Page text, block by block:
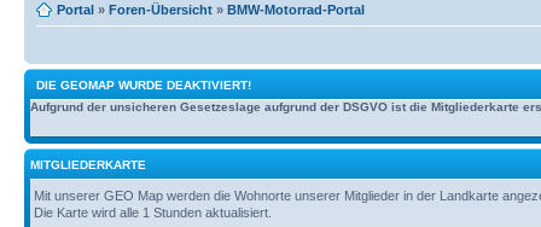
Portal » Foren-Übersicht » BMW-Motorrad-Portal
DIE GEOMAP WURDE DEAKTIVIERT!
Aufgrund der unsicheren Gesetzeslage aufgrund der DSGVO ist die Mitgliederkarte
MITGLIEDERKARTE
Mit unserer GEO Map werden die Wohnorte unserer Mitglieder in der Landkarte
Die Karte wird alle 1 Stunden aktualisiert.